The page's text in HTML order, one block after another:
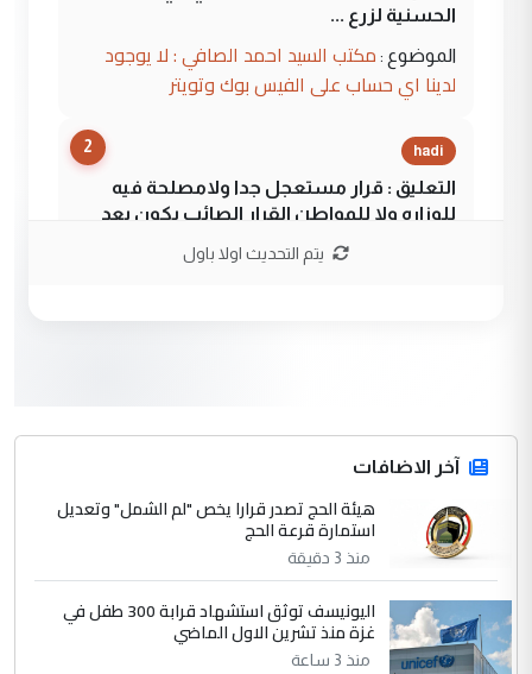
الحسنية لزرع ...
الموضوع : مكتب السيد احمد الصافي : لا يوجود
لدينا اي حساب على الفيس بوك وتويتر
2 hadi
التعليق : قرار مستعجل جدا ولامصلحة فيه
للوزاره ولا للمواطن القرار الصائب يكون بعد
جنسية الرافد الثالث للعراق ومن اصول عريقة
ابا فرات ...
الموضوع :
الجواهري يرد على صدام حسين سل
مضجعيك يابن الزنا (نص كامل)
سردار
التعليق : واحد من عصابة علي ماما يسقط
جنسية الرافد الثالث للعراق ومن اصول عريقة
يتم التحديث اولا باول
آخر الاضافات
هيئة الحج تصدر قرارا يخص "لم الشمل" وتعديل
استمارة قرعة الحج
منذ 3 دقيقة
اليونيسف توثق استشهاد قرابة 300 طفل في
غزة منذ تشرين الاول الماضي
منذ 3 ساعة